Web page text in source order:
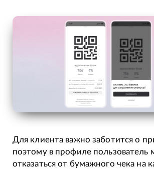
Для клиента важно заботится о
поэтому в профиле пользователь
отказаться от бумажного чека на